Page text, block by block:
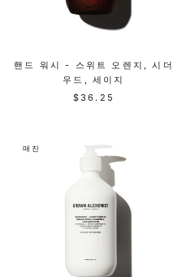
핸드 워시 - 스위트 오렌지, 시더
우드, 세이지
$36.25
매진